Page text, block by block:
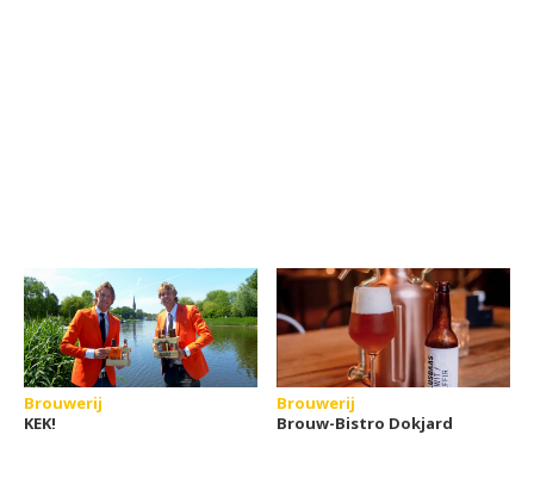
Brouwerij
KEK!
Brouwerij
Brouw-Bistro Dokjard